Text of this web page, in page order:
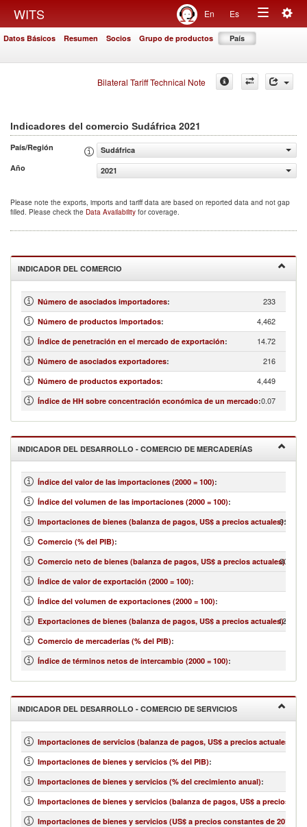
WITS En Es
Toggle
Datos Básicos Resumen Socios Grupo de productos País
Bilateral Tariff Technical Note
Indicadores del comercio Sudáfrica 2021
País/Región
Sudáfrica
Año
2021
Please note the exports, imports and tariff data are based on reported data and not gap
filled. Please check the Data Availability for coverage.
INDICADOR DEL COMERCIO
Número de asociados importadores: 233
Número de productos importados: 4,462
Índice de penetración en el mercado de exportación: 14.72
Número de asociados exportadores: 216
Número de productos exportados: 4,449
Índice de HH sobre concentración económica de un mercado:0.07
INDICADOR DEL DESARROLLO - COMERCIO DE MERCADERÍAS
Índice del valor de las importaciones (2000 = 100):
Índice del volumen de las importaciones (2000 = 100):
Importaciones de bienes (balanza de pagos, US$ a precios actuales):
Comercio (% del PIB):
Comercio neto de bienes (balanza de pagos, US$ a precios actuales):
Índice de valor de exportación (2000 = 100):
Índice del volumen de exportaciones (2000 = 100):
Exportaciones de bienes (balanza de pagos, US$ a precios actuales):
Comercio de mercaderías (% del PIB):
Índice de términos netos de intercambio (2000 = 100):
INDICADOR DEL DESARROLLO - COMERCIO DE SERVICIOS
Importaciones de servicios (balanza de pagos, US$ a precios actuales)
Importaciones de bienes y servicios (% del PIB):
Importaciones de bienes y servicios (% del crecimiento anual):
Importaciones de bienes y servicios (balanza de pagos, US$ a precios
Importaciones de bienes y servicios (US$ a precios constantes de 2010)